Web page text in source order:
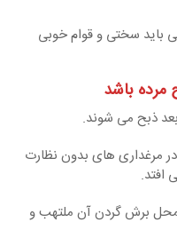
باید سختی و قوام خوبی
باشد
ذبح می شوند.
در مرغداری های بدون نظارت
افتد.
محل برش گردن آن ملتهب و